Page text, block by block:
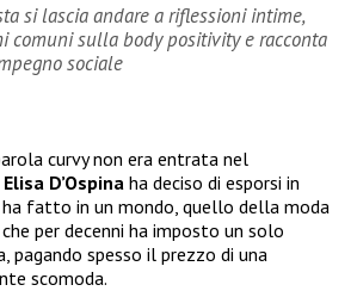
si lascia andare a riflessioni intime,
comuni sulla body positivity e racconta
sociale
curvy non era entrata nel
Elisa D’Ospina ha deciso di esporsi in
ha fatto in un mondo, quello della moda
per decenni ha imposto un solo
pagando spesso il prezzo di una
scomoda.